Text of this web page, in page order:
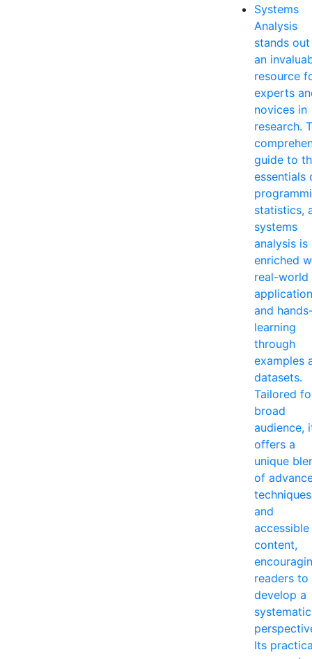
Systems
Analysis
stands out
an
resource
experts
novices in
research.
guide to
essentials
statistics,
systems
analysis is
enriched
real-world
and
learning
through
examples
datasets.
Tailored
broad
audience,
offers a
unique
of
techniques
and
accessible
content,
readers to
develop a
systematic
Its